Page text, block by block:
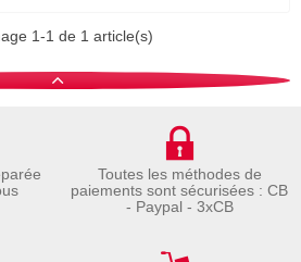
1-1 de 1 article(s)
Toutes les méthodes de
paiements sont sécurisées : CB
- Paypal - 3xCB